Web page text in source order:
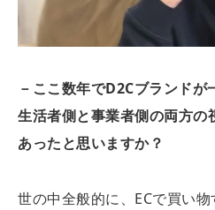
－ここ数年でD2Cブランドが
生活者側と事業者側の両方の
あったと思いますか？
世の中全般的に、ECで買い